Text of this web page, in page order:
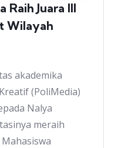
Raih Juara III
Wilayah
akademika
(PoliMedia)
Nalya
meraih